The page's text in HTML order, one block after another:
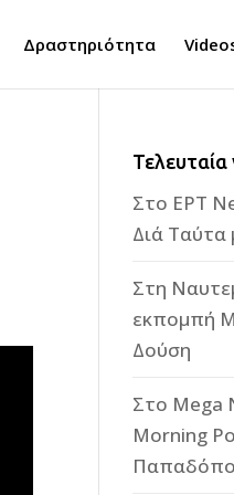
Δραστηριότητα
Τελευταία
Στο ΕΡΤ
Διά Ταύτα
Στη
εκπομπή
Δούση
Στο Mega
Morning